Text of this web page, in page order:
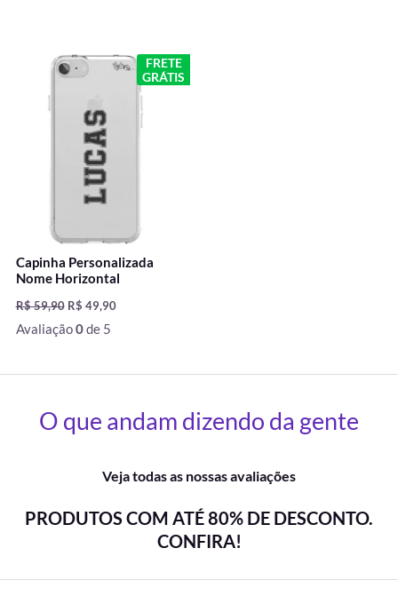
FRETE
GRÁTIS
Capinha Personalizada
Nome Horizontal
R$59,90
O
preço
R$ 59,90.
R$ 49,90
O
preço
atual
Avaliação0de 5
O que andam dizendo da gente
Veja todas as nossas avaliações
PRODUTOS COM ATÉ 80% DE DESCONTO.
CONFIRA!